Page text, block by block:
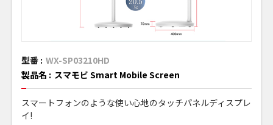
型番 : WX-SP03210HD
製品名 : スマモビ Smart Mobile Screen
スマートフォンのような使い心地のタッチパネルディスプレ
イ!